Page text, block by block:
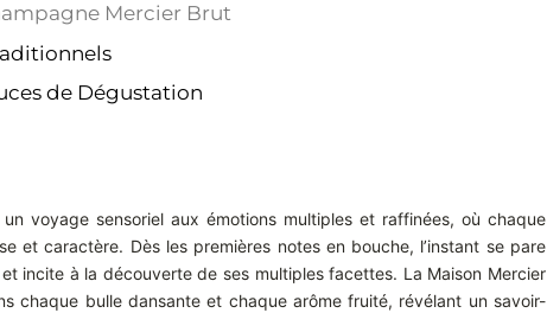
Mercier Brut
de Dégustation
voyage sensoriel aux émotions multiples et raffinées, où chaque
et caractère. Dès les premières notes en bouche, l’instant se pare
incite à la découverte de ses multiples facettes. La Maison Mercier
chaque bulle dansante et chaque arôme fruité, révélant un savoir-